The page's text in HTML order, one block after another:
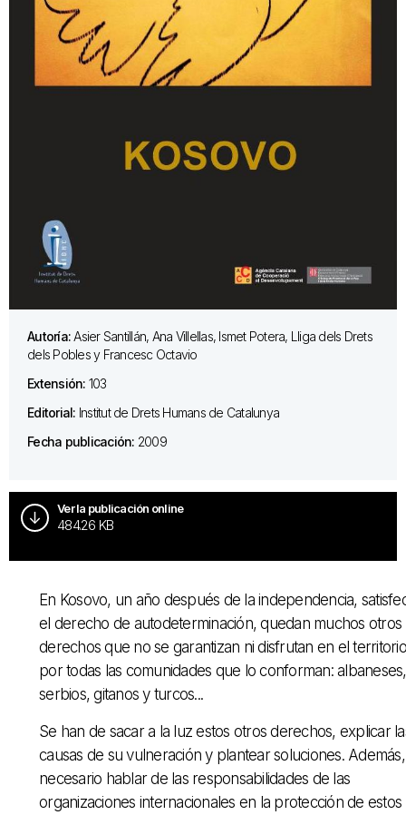
Autoría:Asier Santillán, Ana Villellas, Ismet Potera, Lliga dels Drets
dels Pobles y Francesc Octavio
Extensión: 103
Editorial: Institut de Drets Humans de Catalunya
Fecha publicación: 2009
Ver la publicación online
484.26 KB
En Kosovo, un año después de la independencia,
el derecho de autodeterminación, quedan muchos otros
derechos que no se garantizan ni disfrutan en el territorio
por todas las comunidades que lo conforman: albaneses,
serbios, gitanos y turcos...
Se han de sacar a la luz estos otros derechos, explicar
causas de su vulneración y plantear soluciones.
necesario hablar de las responsabilidades de las
organizaciones internacionales en la protección de estos